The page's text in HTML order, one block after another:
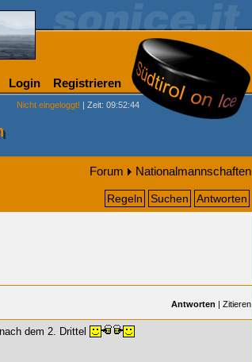
Login Registrieren
Nicht eingeloggt! | Zeit: 09:52:44
Forum Nationalmannschaften
Regeln Suchen Antworten
Antworten | Zitieren
dem 2. Drittel